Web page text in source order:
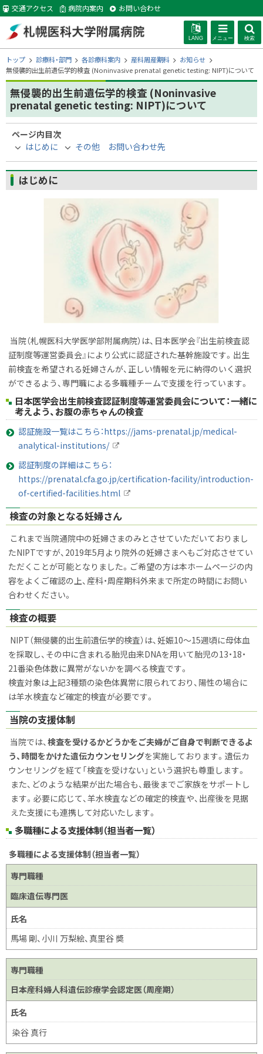
本
へ
交通アクセス 病院内案内 お問い合わせ
札幌医科大学附
属病院
LANG メニュー 検索
現
在
位
置
の
階
層
トップ 診療科・部門 各診療科案内 産科周産期科
お知らせ
無侵襲的出生前遺伝学的検査 (Noninvasive prenatal genetic testing: NIPT)について
無侵襲的出生前遺伝学的検査 (Noninvasive
prenatal genetic testing: NIPT)について
ページ内目次
はじめに
その他 お問い合わせ先
はじめに
当院（札幌医科大学医学部附属病院）は、日本医学会『出生前検査認
証制度等運営委員会』により公式に認証された基幹施設です。出生
前検査を希望される妊婦さんが、正しい情報を元に納得のいく選択
ができるよう、専門職による多職種チームで支援を行っています。
日本医学会出生前検査認証制度等運営委員会について：一緒に
考えよう、お腹の赤ちゃんの検査
認証施設一覧はこちら：https://jams-prenatal.jp/medical-
analytical-institutions/
サ
イ
ト
認証制度の詳細はこちら：
https://prenatal.cfa.go.jp/certification-facility/introduction-
of-certified-facilities.html
サ
ト
検査の対象となる妊婦さん
これまで当院通院中の妊婦さまのみとさせていただいておりまし
たNIPTですが、 2019年5月より院外の妊婦さまへもご対応させてい
ただくことが可能となりました。ご希望の方は本ホームページの内
容をよくご確認の上、産科・周産期科外来まで所定の時間にお問い
合わせください。
検査の概要
NIPT（無侵襲的出生前遺伝学的検査）は、妊娠10〜15週頃に母体血
を採取し、その中に含まれる胎児由来DNAを用いて胎児の13・18・
21番染色体数に異常がないかを調べる検査です。
検査対象は上記3種類の染色体異常に限られており、陽性の場合に
は羊水検査など確定的検査が必要です。
当院の支援体制
当院では、検査を受けるかどうかをご夫婦がご自身で判断できるよ
う、時間をかけた遺伝カウンセリングを実施しております。遺伝カ
ウンセリングを経て「検査を受けない」という選択も尊重します。
また、どのような結果が出た場合も、最後までご家族をサポートし
ます。必要に応じて、羊水検査などの確定的検査や、出産後を見据
えた支援にも連携して対応いたします。
多職種による支援体制（担当者一覧）
多職種による支援体制（担当者一覧）
専門職種
臨床遺伝専門医
氏名
馬場 剛、小川 万梨絵、真里谷 奬
専門職種
日本産科婦人科遺伝診療学会認定医（周産期）
氏名
染谷 真行